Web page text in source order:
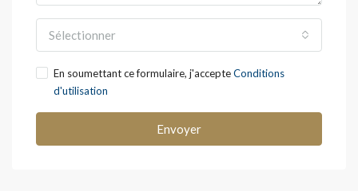
Sélectionner
En soumettant ce formulaire, j'accepteConditions
d'utilisation
Envoyer